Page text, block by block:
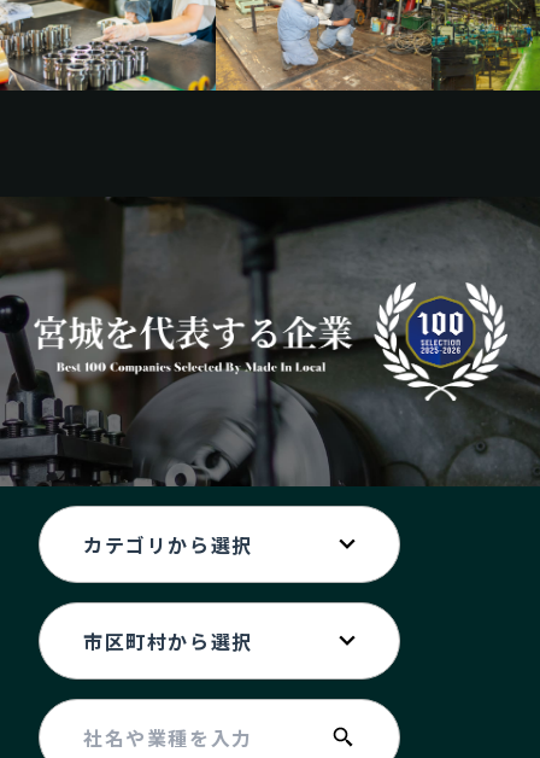
カテゴリから探す
MILCプロジェクト
選出企業特別対談
SDGsの先駆者
イベント
地域豆知識
ニッポンの百選大全集
Sporkle
「人」から探す
記事ライター アンバサダー
お問い合わせ 会社概要